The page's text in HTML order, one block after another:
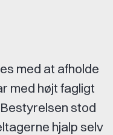
med at afholde
med højt fagligt
stod
hjalp selv